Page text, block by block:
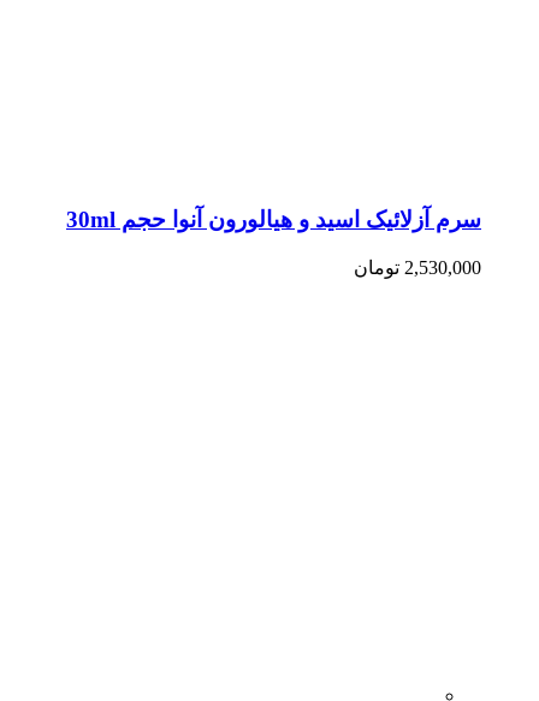
سرم آزلائیک اسید و هیالورون آنوا حجم 30ml
2,530,000 تومان